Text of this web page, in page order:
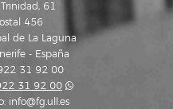
61
456
de La Laguna
- España
31 92 00
31 92 00
info@fg.ull.es